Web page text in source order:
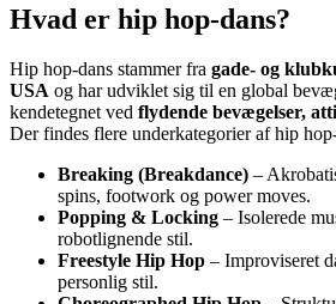
Hvad er hip hop-dans?
Hip hop-dans stammer fra gade- og
USA og har udviklet sig til en global
kendetegnet ved flydende bevægelser,
Der findes flere underkategorier af hip
Breaking (Breakdance) –
spins, footwork og power moves.
Popping & Locking – Isolerede
robotlignende stil.
Freestyle Hip Hop – Improviseret
personlig stil.